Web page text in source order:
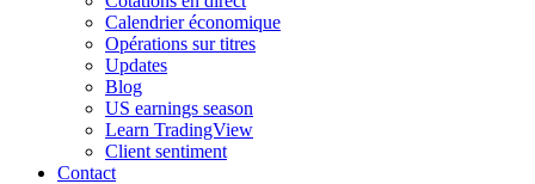
Calendrier économique
Opérations sur titres
Updates
Blog
US earnings season
Learn TradingView
Client sentiment
Contact